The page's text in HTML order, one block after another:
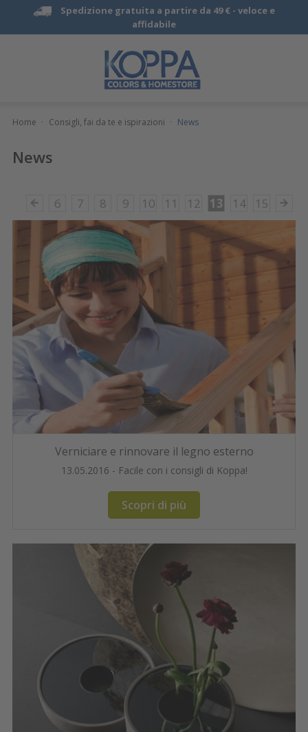
Spedizione gratuita a partire da 49 € - veloce e
affidabile
Home · Consigli, fai da te e ispirazioni · News
News
6 7 8 9 10 11 12 13 14 15
Verniciare e rinnovare il legno esterno
13.05.2016 - Facile con i consigli di Koppa!
Scopri di più